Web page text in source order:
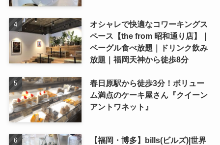
オシャレで快適なコワーキングス
ペース【the from 昭和通り店】｜
ベーグル食べ放題｜ドリンク飲み
放題｜福岡天神から徒歩8分
春日原駅から徒歩3分！ボリュー
ム満点のケーキ屋さん『クイーン
アントワネット』
【福岡・博多】bills(ビルズ)|世界